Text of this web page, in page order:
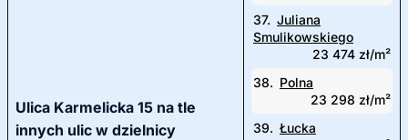
Ulica Karmelicka 15 na tle
innych ulic w dzielnicy
37. Juliana
Smulikowskiego
23 474 zł/m²
38. Polna
23 298 zł/m²
39. Łucka